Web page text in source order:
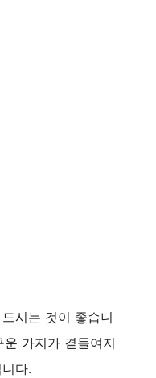
시는 것이 좋습니
가지가 곁들여지
다.